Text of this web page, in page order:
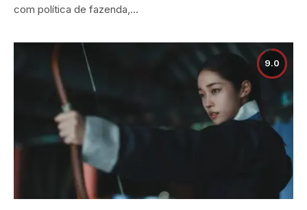
com política de fazenda,…
9.0